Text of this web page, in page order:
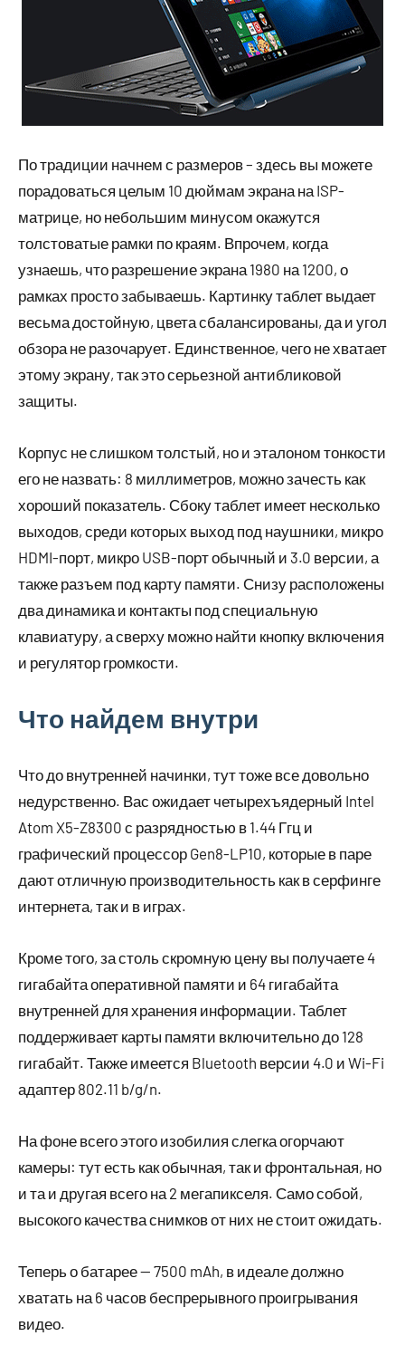
По традиции начнем с размеров – здесь вы можете
порадоваться целым 10 дюймам экрана на ISP-
матрице, но небольшим минусом окажутся
толстоватые рамки по краям. Впрочем, когда
узнаешь, что разрешение экрана 1980 на 1200, о
рамках просто забываешь. Картинку таблет выдает
весьма достойную, цвета сбалансированы, да и угол
обзора не разочарует. Единственное, чего не хватает
этому экрану, так это серьезной антибликовой
защиты.
Корпус не слишком толстый, но и эталоном тонкости
его не назвать: 8 миллиметров, можно зачесть как
хороший показатель. Сбоку таблет имеет несколько
выходов, среди которых выход под наушники, микро
HDMI-порт, микро USB-порт обычный и 3.0 версии, а
также разъем под карту памяти. Снизу расположены
два динамика и контакты под специальную
клавиатуру, а сверху можно найти кнопку включения
и регулятор громкости.
Что найдем внутри
Что до внутренней начинки, тут тоже все довольно
недурственно. Вас ожидает четырехъядерный Intel
Atom X5-Z8300 с разрядностью в 1.44 Ггц и
графический процессор Gen8-LP10, которые в паре
дают отличную производительность как в серфинге
интернета, так и в играх.
Кроме того, за столь скромную цену вы получаете 4
гигабайта оперативной памяти и 64 гигабайта
внутренней для хранения информации. Таблет
поддерживает карты памяти включительно до 128
гигабайт. Также имеется Bluetooth версии 4.0 и Wi-Fi
адаптер 802.11 b/g/n.
На фоне всего этого изобилия слегка огорчают
камеры: тут есть как обычная, так и фронтальная, но
и та и другая всего на 2 мегапикселя. Само собой,
высокого качества снимков от них не стоит ожидать.
Теперь о батарее — 7500 mAh, в идеале должно
хватать на 6 часов беспрерывного проигрывания
видео.